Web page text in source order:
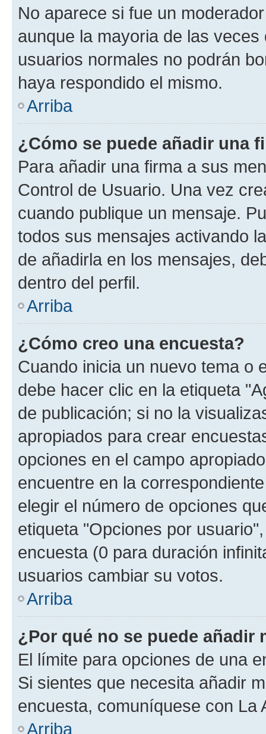
No aparece si fue un
aunque la mayoria de las
usuarios normales no podrán
haya respondido el mismo.
Arriba
¿Cómo se puede añadir una
Para añadir una firma a sus
Control de Usuario. Una vez
cuando publique un mensaje.
todos sus mensajes activando
de añadirla en los mensajes,
dentro del perfil.
Arriba
¿Cómo creo una encuesta?
Cuando inicia un nuevo tema o
debe hacer clic en la etiqueta
de publicación; si no la
apropiados para crear
opciones en el campo
encuentre en la
elegir el número de opciones
etiqueta "Opciones por
encuesta (0 para duración
usuarios cambiar su votos.
Arriba
¿Por qué no se puede añadir
El límite para opciones de una
Si sientes que necesita añadir
encuesta, comuníquese con La
Arriba